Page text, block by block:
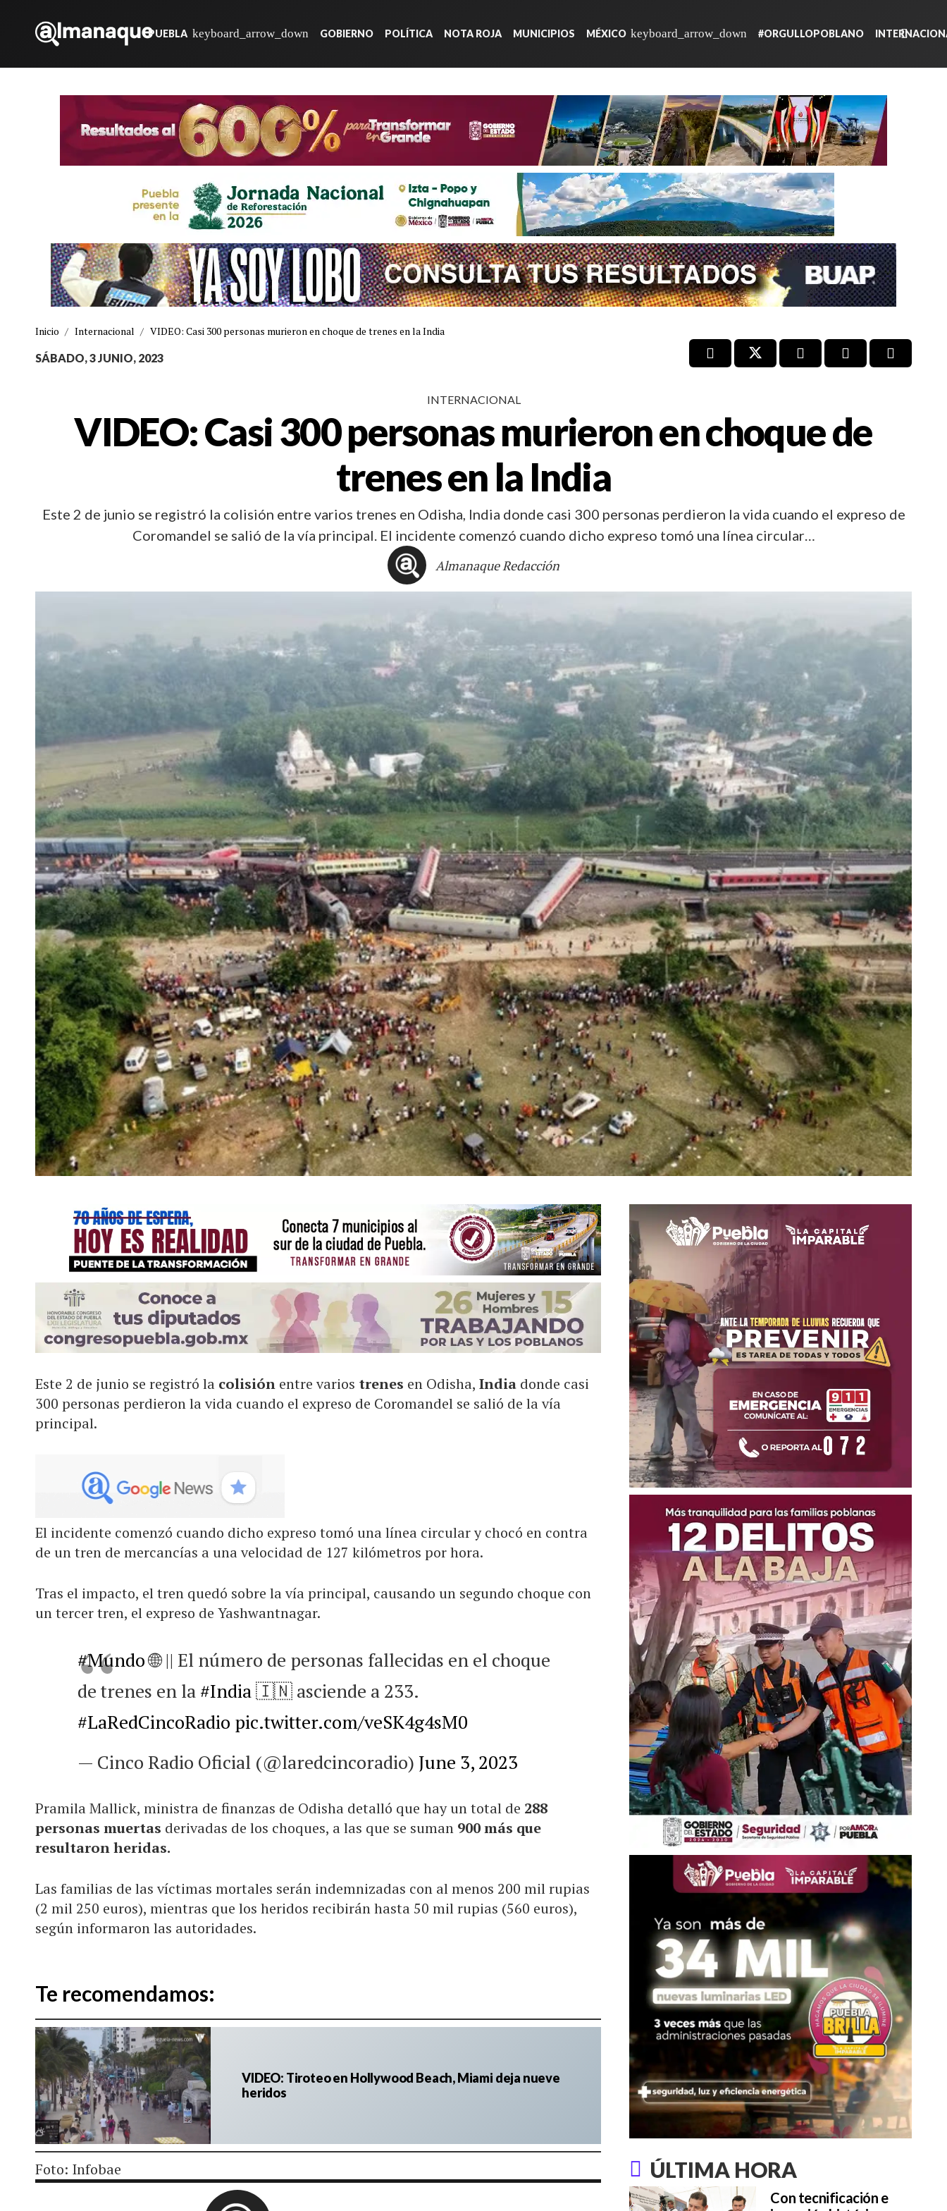
PUEBLA GOBIERNO POLÍTICA NOTA ROJA MUNICIPIOS MÉXICO #ORGULLOPOBLANO
Inicio / Internacional / VIDEO: Casi 300 personas murieron en choque de trenes en la India
SÁBADO, 3 JUNIO, 2023
INTERNACIONAL
VIDEO: Casi 300 personas murieron en choque de
trenes en la India
Este 2 de junio se registró la colisión entre varios trenes en Odisha, India donde casi 300 personas perdieron la vida cuando el expreso de
Coromandel se salió de la vía principal. El incidente comenzó cuando dicho expreso tomó una línea circular…
Almanaque Redacción
Este 2 de junio se registró la colisión entre varios trenes en Odisha, India donde casi
300 personas perdieron la vida cuando el expreso de Coromandel se salió de la vía
principal.
El incidente comenzó cuando dicho expreso tomó una línea circular y chocó en contra
de un tren de mercancías a una velocidad de 127 kilómetros por hora.
Tras el impacto, el tren quedó sobre la vía principal, causando un segundo choque con
un tercer tren, el expreso de Yashwantnagar.
#Mundo🌐 || El número de personas fallecidas en el choque
de trenes en la #India🇮🇳 asciende a 233.
#LaRedCincoRadio pic.twitter.com/veSK4g4sM0
— Cinco Radio Oficial (@laredcincoradio) June 3, 2023
Pramila Mallick, ministra de finanzas de Odisha detalló que hay un total de 288
personas muertas derivadas de los choques, a las que se suman 900 más que
resultaron heridas.
Las familias de las víctimas mortales serán indemnizadas con al menos 200 mil rupias
(2 mil 250 euros), mientras que los heridos recibirán hasta 50 mil rupias (560 euros),
según informaron las autoridades.
Te recomendamos:
VIDEO: Tiroteo en Hollywood Beach, Miami deja nueve
heridos
Foto: Infobae ÚLTIMA HORA
Con tecnificación e